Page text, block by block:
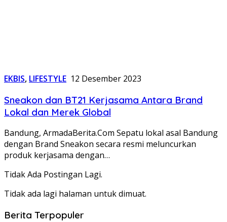
EKBIS, LIFESTYLE 12 Desember 2023
Sneakon dan BT21 Kerjasama Antara Brand
Lokal dan Merek Global
Bandung, ArmadaBerita.Com Sepatu lokal asal Bandung
dengan Brand Sneakon secara resmi meluncurkan
produk kerjasama dengan…
Tidak Ada Postingan Lagi.
Tidak ada lagi halaman untuk dimuat.
Berita Terpopuler